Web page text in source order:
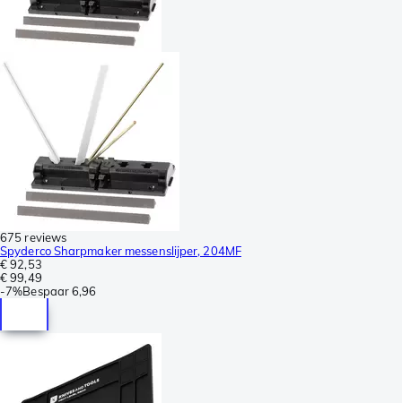
675 reviews
Spyderco Sharpmaker messenslijper, 204MF
€ 92,53
€ 99,49
-7%Bespaar6,96